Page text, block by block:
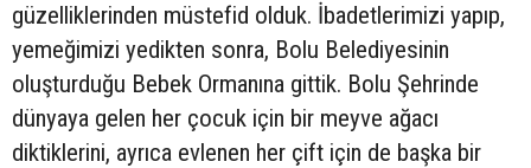
güzelliklerinden müstefid olduk. İbadetlerimizi yapıp,
yemeğimizi yedikten sonra, Bolu Belediyesinin
oluşturduğu Bebek Ormanına gittik. Bolu Şehrinde
dünyaya gelen her çocuk için bir meyve ağacı
diktiklerini, ayrıca evlenen her çift için de başka bir